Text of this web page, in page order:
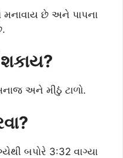
મનાવાય છે અને પાપના
અને મીઠું ટાળો.
બપોરે 3:32 વાગ્યા